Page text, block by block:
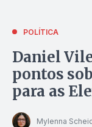
POLÍTICA
Daniel
pontos
para as
Mylenna